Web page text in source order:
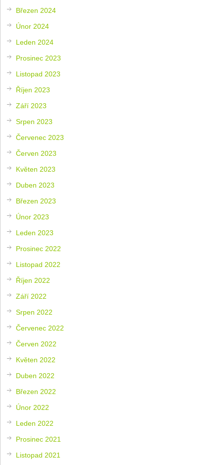
Březen 2024
Únor 2024
Leden 2024
Prosinec 2023
Listopad 2023
Říjen 2023
Září 2023
Srpen 2023
Červenec 2023
Červen 2023
Květen 2023
Duben 2023
Březen 2023
Únor 2023
Leden 2023
Prosinec 2022
Listopad 2022
Říjen 2022
Září 2022
Srpen 2022
Červenec 2022
Červen 2022
Květen 2022
Duben 2022
Březen 2022
Únor 2022
Leden 2022
Prosinec 2021
Listopad 2021